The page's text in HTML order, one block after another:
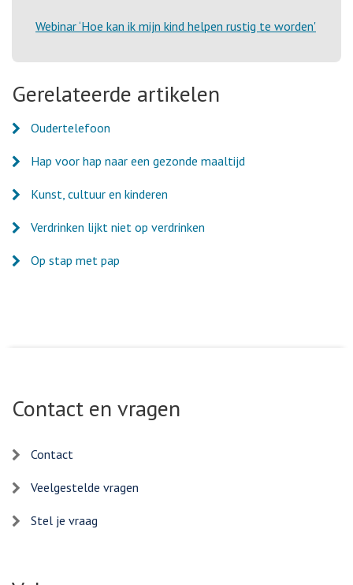
Webinar ‘Hoe kan ik mijn kind helpen rustig te worden'
Gerelateerde artikelen
Oudertelefoon
Hap voor hap naar een gezonde maaltijd
Kunst, cultuur en kinderen
Verdrinken lijkt niet op verdrinken
Op stap met pap
Contact en vragen
Contact
Veelgestelde vragen
Stel je vraag